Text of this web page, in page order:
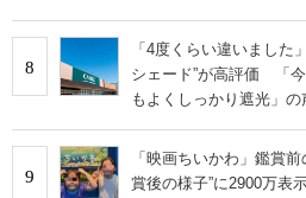
8
「4度くらい違いまし
シェード”が高評価 「
もよくしっかり遮光」の
9
「映画ちいかわ」鑑賞
賞後の様子”に2900万表